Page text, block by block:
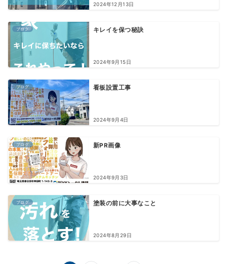
2024年12月13日
ブログ キレイを保つ秘訣
2024年9月15日
ブログ 看板設置工事
2024年9月4日
ブログ 新PR画像
2024年9月3日
ブログ 塗装の前に大事なこと
2024年8月29日